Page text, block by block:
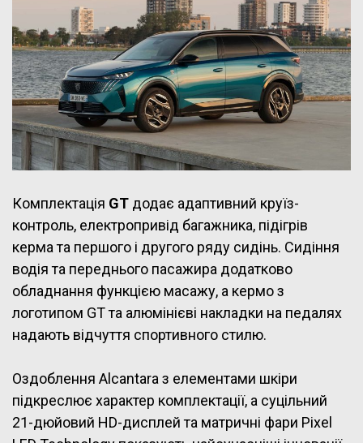
Комплектація GT додає адаптивний круїз-
контроль, електропривід багажника, підігрів
керма та першого і другого ряду сидінь. Сидіння
водія та переднього пасажира додатково
обладнання функцією масажу, а кермо з
логотипом GT та алюмінієві накладки на педалях
надають відчуття спортивного стилю.
Оздоблення Alcantara з елементами шкіри
підкреслює характер комплектації, а суцільний
21-дюйовий HD-дисплей та матричні фари Pixel